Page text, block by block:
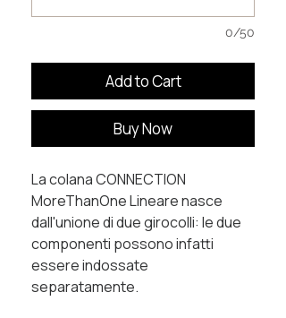
0/50
Add to Cart
Buy Now
La colanaCONNECTION
MoreThanOne Linearenasce
dall'unione di due girocolli: le due
componenti possono infatti
essere indossate
separatamente.